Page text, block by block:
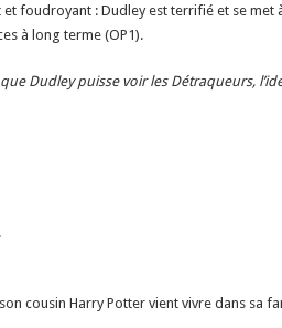
et foudroyant : Dudley est terrifié et se met
à long terme (OP1).
Dudley puisse voir les Détraqueurs,
cousin Harry Potter vient vivre dans sa